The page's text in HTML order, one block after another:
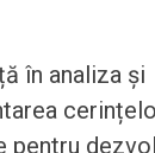
în analiza și
pentru